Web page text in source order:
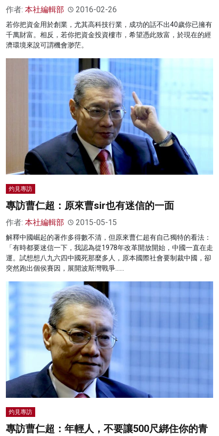
作者: 本社編輯部 2016-02-26
若你把資金用於創業，尤其高科技行業，成功的話不出40歲你已擁有
千萬財富。相反，若你把資金投資樓市，希望憑此致富，於現在的經
濟環境來說可謂機會渺茫。
灼見專訪
專訪曹仁超：原來曹sir也有迷信的一面
作者: 本社編輯部 2015-05-15
解釋中國崛起的著作多得數不清，但原來曹仁超有自己獨特的看法：
「有時都要迷信一下，我認為從1978年改革開放開始，中國一直在走
運。試想想八九六四中國死那麼多人，原本國際社會要制裁中國，卻
突然跑出個侯賽因，展開波斯灣戰爭……
灼見專訪
專訪曹仁超：年輕人，不要讓500尺綁住你的青